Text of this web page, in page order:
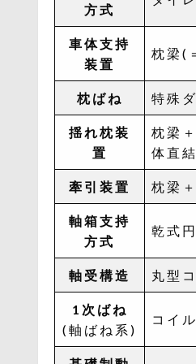
方式
車体支持
装置
枕梁(
枕ばね 特殊
揺れ枕装
置
枕梁
体直
牽引装置 枕梁
軸箱支持
方式
乾式
軸受構造 丸型
1次ばね
(軸ばね系)
コイ